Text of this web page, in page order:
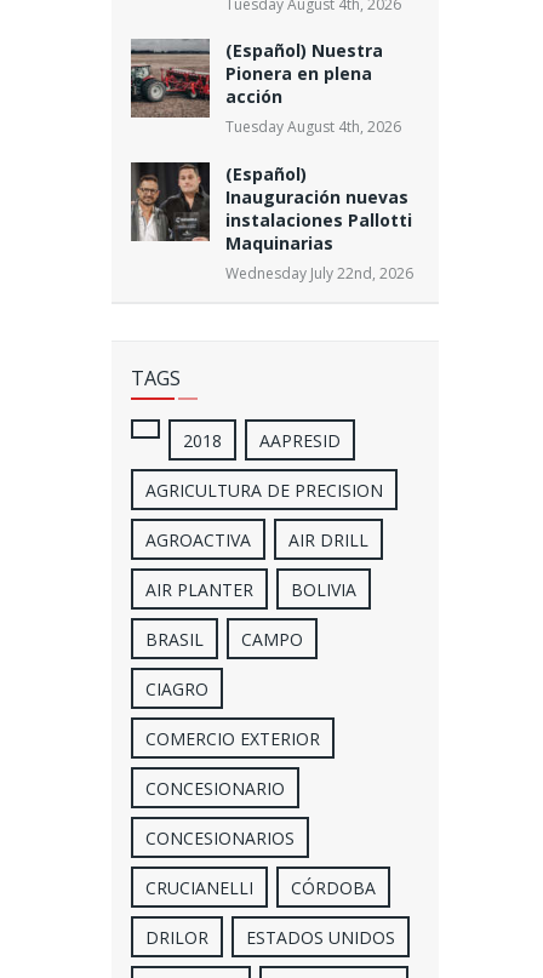
(Español) Nuestra
Pionera en plena
acción
Tuesday August 4th, 2026
(Español)
Inauguración nuevas
instalaciones Pallotti
Maquinarias
Wednesday July 22nd, 2026
TAGS
2018 AAPRESID
AGRICULTURA DE PRECISION
AGROACTIVA AIR DRILL
AIR PLANTER BOLIVIA
BRASIL CAMPO
CIAGRO
COMERCIO EXTERIOR
CONCESIONARIO
CONCESIONARIOS
CRUCIANELLI CÓRDOBA
DRILOR ESTADOS UNIDOS